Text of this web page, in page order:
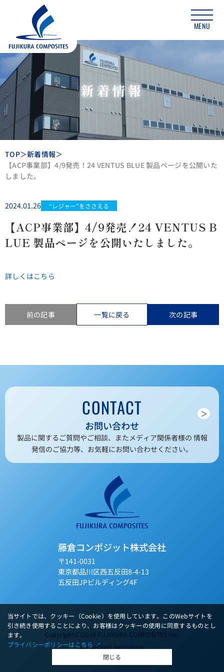
MENU
新着情報
TOP
新着情報
【ACP事業部】4/9発売！24 VENTUS BLUE 製品ページを公開いた
しました。
2024.01.26 “レジャー”をささえる
【ACP事業部】4/9発売！24 VENTUS B
LUE 製品ページを公開いたしました。
詳しくはこちら
前の記事 一覧に戻る 次の記事
当サイトでは、クッキー（Cookie）を使用しています。このWebサイトを
引き続き使用することにより、お客様はクッキーの使用に同意するものとし
ます。
プライバシーポリシーはこちら ↗︎
閉じる
藤倉コンポジット株式会社
〒141-0031
東京都品川区西五反田8-4-13
五反田JPビルディング4F
CONTACT
お問い合わせ
＞
製品に関するご質問やご相談、またメディア関係者様の 情報
発信のご協力等、お気軽にお問い合わせください。
Copyright(C)2019 FUJIKURA COMPOSITES Inc.
ALL RIGHTS RESERVED.